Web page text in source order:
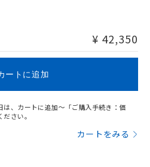
る可能性があります。
¥ 42,350
ートに追加
、カートに追加～「ご購入手続き：価
さい。
カートをみる